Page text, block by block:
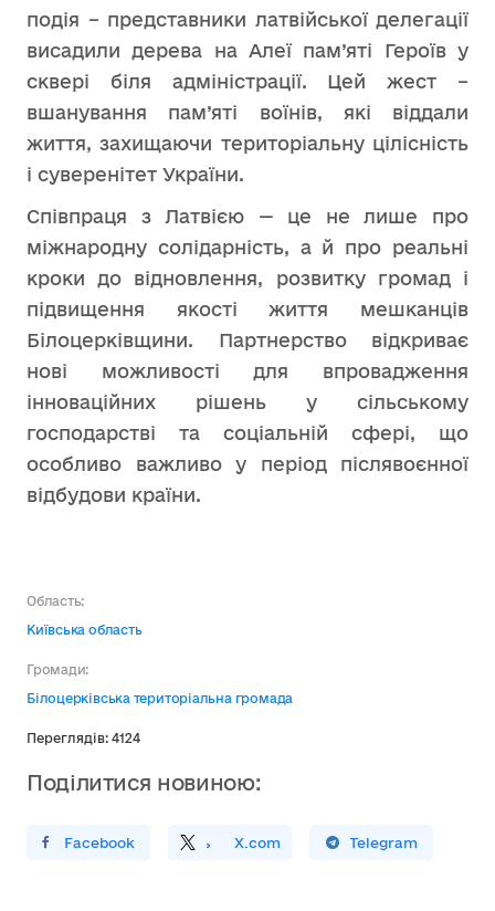
подія – представники латвійської делегації
висадили дерева на Алеї пам’яті Героїв у
сквері біля адміністрації. Цей жест –
вшанування пам’яті воїнів, які віддали
життя, захищаючи територіальну цілісність
і суверенітет України.
Співпраця з Латвією — це не лише про
міжнародну солідарність, а й про реальні
кроки до відновлення, розвитку громад і
підвищення якості життя мешканців
Білоцерківщини. Партнерство відкриває
нові можливості для впровадження
інноваційних рішень у сільському
господарстві та соціальній сфері, що
особливо важливо у період післявоєнної
відбудови країни.
Область:
Київська область
Громади:
Білоцерківська територіальна громада
Переглядів: 4124
Поділитися новиною:
У FacebookПоділитись X.com
Поширити У Telegram